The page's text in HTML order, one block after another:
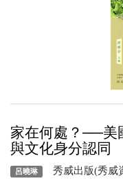
家在何處？──美
與文化身分認同
呂曉琳 秀威出版(秀威